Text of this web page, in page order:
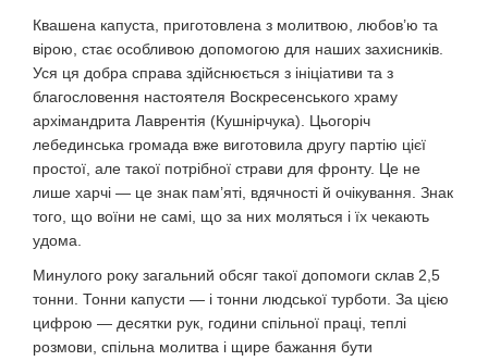
Квашена капуста, приготовлена з молитвою, любов’ю та
вірою, стає особливою допомогою для наших захисників.
Уся ця добра справа здійснюється з ініціативи та з
благословення настоятеля Воскресенського храму
архімандрита Лаврентія (Кушнірчука). Цьогоріч
лебединська громада вже виготовила другу партію цієї
простої, але такої потрібної страви для фронту. Це не
лише харчі — це знак пам’яті, вдячності й очікування. Знак
того, що воїни не самі, що за них моляться і їх чекають
удома.
Минулого року загальний обсяг такої допомоги склав 2,5
тонни. Тонни капусти — і тонни людської турботи. За цією
цифрою — десятки рук, години спільної праці, теплі
розмови, спільна молитва і щире бажання бути